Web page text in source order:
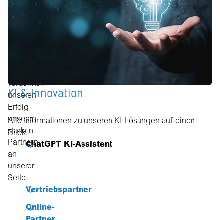
verdanken
unseren
Erfolg
unseren
starken
Partnern
an
unserer
Seite.
Vertriebspartner
Online-
KI & Innovation
Alle Informationen zu unseren KI-Lösungen auf einen
Blick.
ChatGPT KI-Assistent